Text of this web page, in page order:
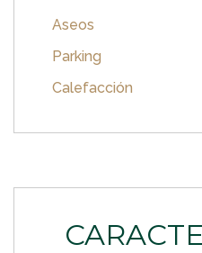
Aseos
Parking
Calefacción